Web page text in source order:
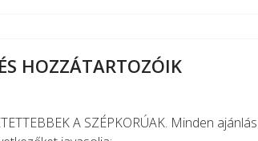
HOZZÁTARTOZÓIK
A SZÉPKORÚAK. Minden ajánlás